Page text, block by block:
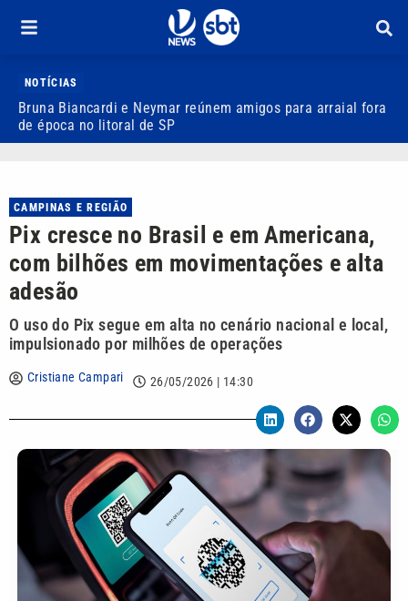
NOTÍCIAS
Bruna Biancardi e Neymar reúnem amigos para arraial fora
de época no litoral de SP
CAMPINAS E REGIÃO
Pix cresce no Brasil e em Americana,
com bilhões em movimentações e alta
adesão
O uso do Pix segue em alta no cenário nacional e local,
impulsionado por milhões de operações
Cristiane Campari 26/05/2026 | 14:30